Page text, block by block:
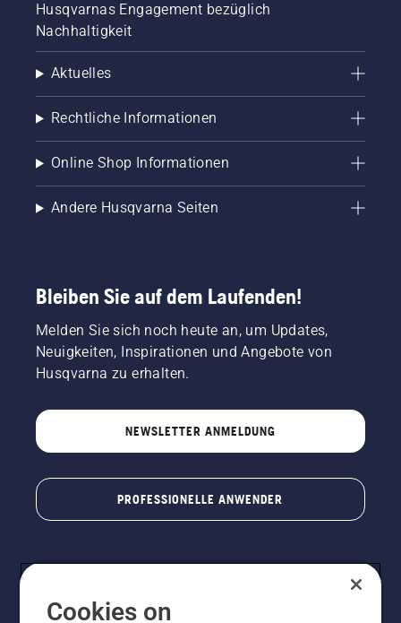
Husqvarnas Engagement bezüglich
Nachhaltigkeit
Aktuelles
Rechtliche Informationen
Online Shop Informationen
Andere Husqvarna Seiten
Bleiben Sie auf dem Laufenden!
Melden Sie sich noch heute an, um Updates,
Neuigkeiten, Inspirationen und Angebote von
Husqvarna zu erhalten.
NEWSLETTER ANMELDUNG
PROFESSIONELLE ANWENDER
Cookies on